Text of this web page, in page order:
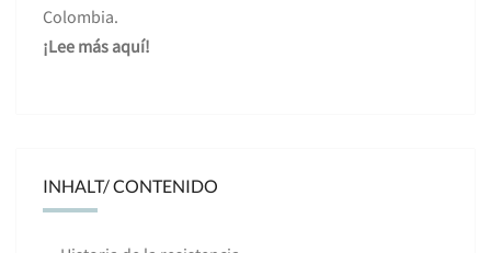
Colombia.
¡Lee más aquí!
INHALT/ CONTENIDO